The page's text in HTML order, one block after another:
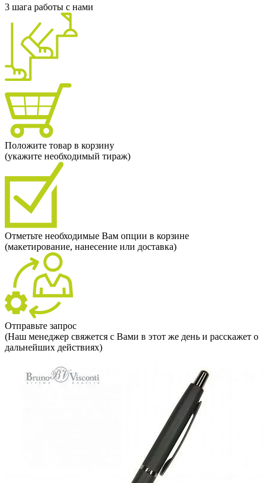
3 шага работы с нами
Положите товар в корзину
(укажите необходимый тираж)
Отметьте необходимые Вам опции в корзине
(макетирование, нанесение или доставка)
Отправьте запрос
(Наш менеджер свяжется с Вами в этот же день и расскажет о
дальнейших действиях)